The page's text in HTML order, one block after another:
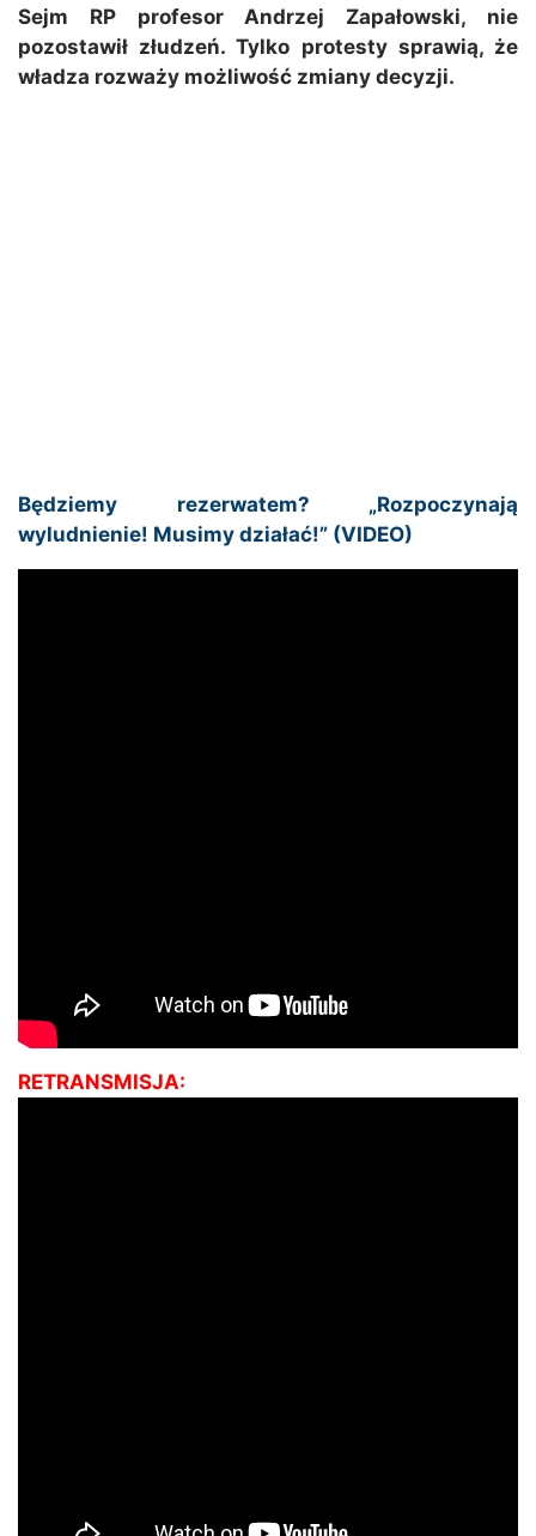
Sejm RP profesor Andrzej Zapałowski, nie
pozostawił złudzeń. Tylko protesty sprawią, że
władza rozważy możliwość zmiany decyzji.
Będziemy rezerwatem? „Rozpoczynają
wyludnienie! Musimy działać!” (VIDEO)
RETRANSMISJA: